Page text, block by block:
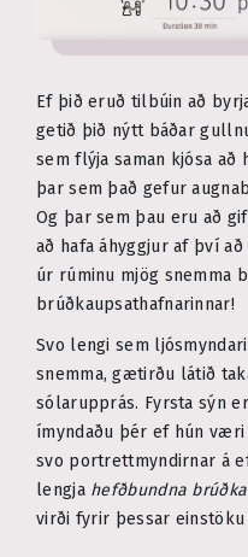
Ef þið eruð tilbúin að
getið þið nýtt báðar
sem flýja saman kjósa að
þar sem það gefur
Og þar sem þau eru að
að hafa áhyggjur af því
úr rúminu mjög snemma
brúðkaupsathafnarinnar!
Svo lengi sem
snemma, gætirðu látið
sólarupprás. Fyrsta sýn
ímyndaðu þér ef hún
svo portrettmyndirnar á
lengja hefðbundna
virði fyrir þessar einstöku